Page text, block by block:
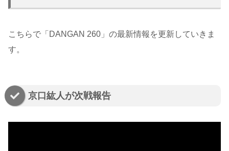
こちらで「DANGAN 260」の最新情報を更新していきま
す。
京口紘人が次戦報告